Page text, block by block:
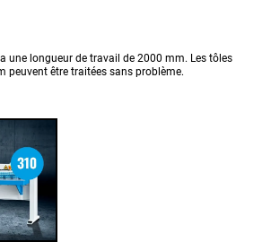
une longueur de travail de 2000 mm. Les tôles
peuvent être traitées sans problème.